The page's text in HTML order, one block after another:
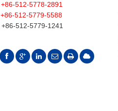
+86-512-5778-2891
+86-512-5779-5588
+86-512-5779-1241